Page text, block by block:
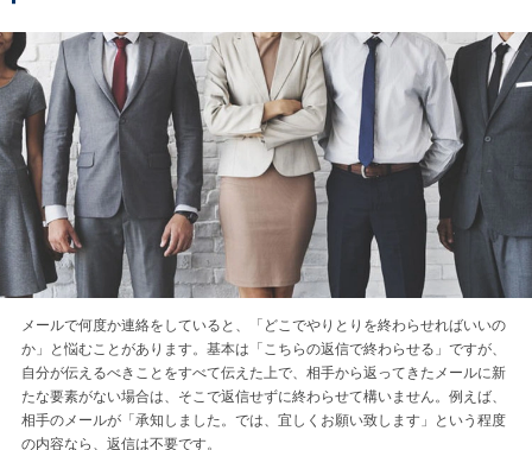
メールで何度か連絡をしていると、「どこでやりとりを終わらせればいいの
か」と悩むことがあります。基本は「こちらの返信で終わらせる」ですが、
自分が伝えるべきことをすべて伝えた上で、相手から返ってきたメールに新
たな要素がない場合は、そこで返信せずに終わらせて構いません。例えば、
相手のメールが「承知しました。では、宜しくお願い致します」という程度
の内容なら、返信は不要です。